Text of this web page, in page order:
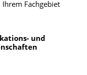
Fachgebiet
und